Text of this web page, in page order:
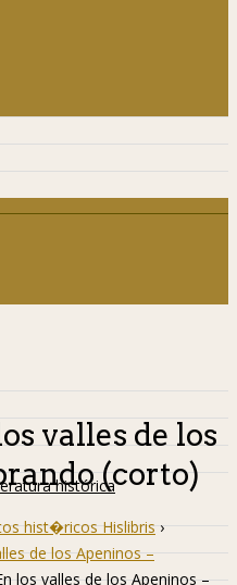
histórica
valles de los
(corto)
hist�ricos Hislibris ›
de los Apeninos –
los valles de los Apeninos –